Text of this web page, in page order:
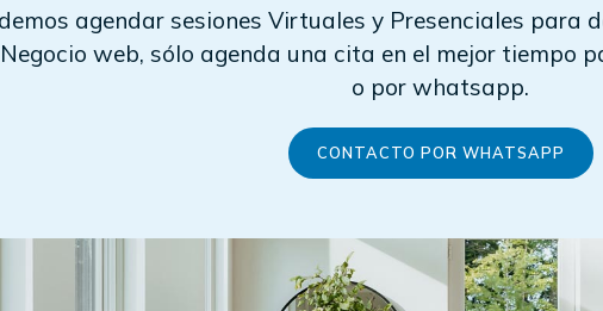
agendar sesiones Virtuales y Presenciales para
web, sólo agenda una cita en el mejor tiempo
o por whatsapp.
CONTACTO POR WHATSAPP